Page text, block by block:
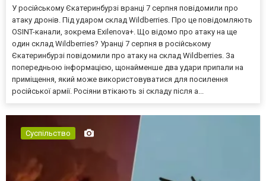
У російському Єкатеринбурзі вранці 7 серпня повідомили про
атаку дронів. Під ударом склад Wildberries. Про це повідомляють
OSINT-канали, зокрема Exilenova+. Що відомо про атаку на ще
один склад Wildberries? Уранці 7 серпня в російському
Єкатеринбурзі повідомили про атаку на склад Wildberries. За
попередньою інформацією, щонайменше два удари припали на
приміщення, який може використовуватися для посилення
російської армії. Росіяни втікають зі складу після а...
Суспільство